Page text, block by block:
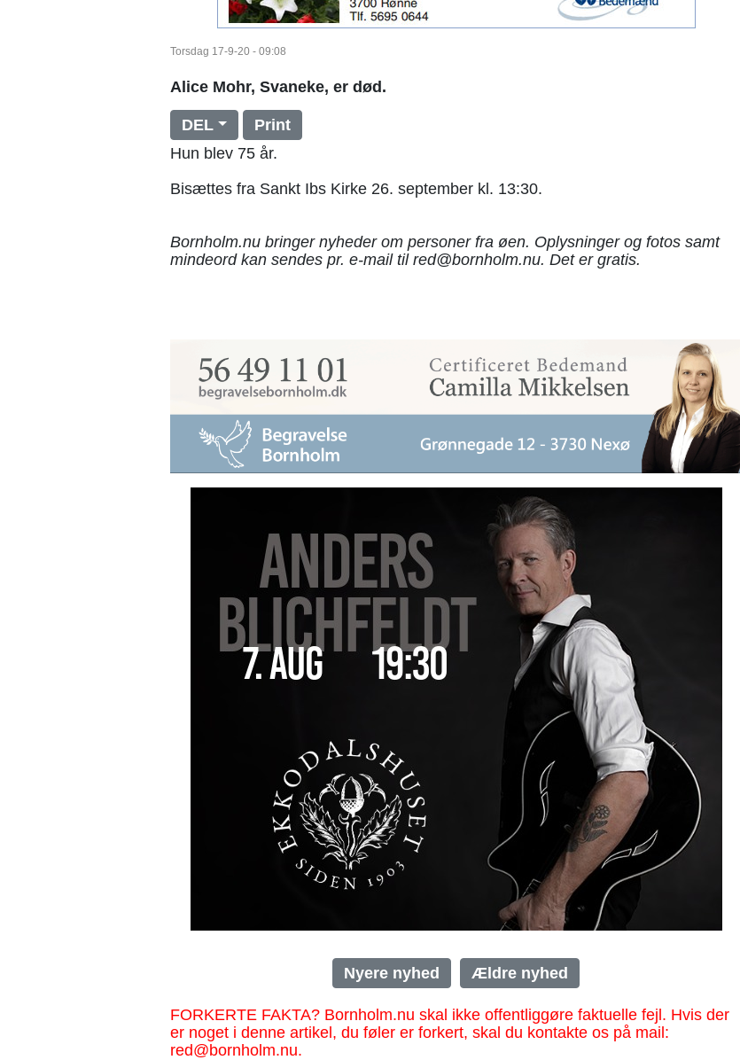
Torsdag 17-9-20 - 09:08
Alice Mohr, Svaneke, er død.
DEL
Print
Hun blev 75 år.
Bisættes fra Sankt Ibs Kirke 26. september kl. 13:30.
Bornholm.nu bringer nyheder om personer fra øen. Oplysninger og fotos samt
mindeord kan sendes pr. e-mail til red@bornholm.nu. Det er gratis.
Nyere nyhed Ældre nyhed
FORKERTE FAKTA? Bornholm.nu skal ikke offentliggøre faktuelle fejl. Hvis der
er noget i denne artikel, du føler er forkert, skal du kontakte os på mail:
red@bornholm.nu.